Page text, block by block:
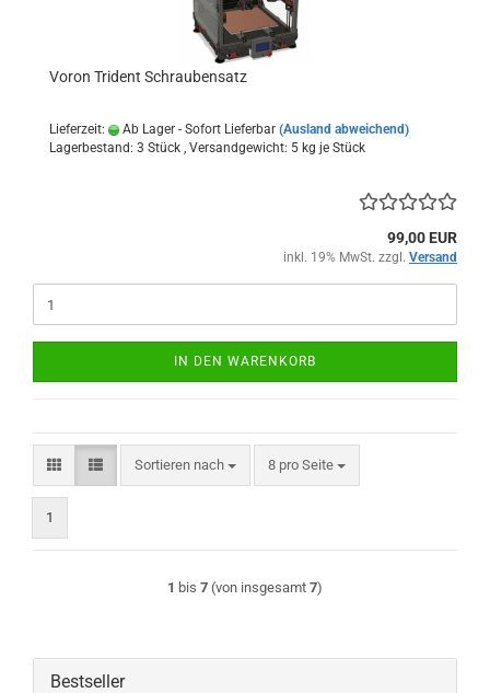
Voron Trident Schraubensatz
Lieferzeit: Ab Lager - Sofort Lieferbar (Ausland abweichend)
Lagerbestand: 3 Stück , Versandgewicht: 5 kg je Stück
99,00 EUR
inkl. 19% MwSt. zzgl. Versand
IN DEN WARENKORB
Sortieren nach
Sortieren nach 8 pro Seite
pro Seite
1
1 bis 7 (von insgesamt 7)
Bestseller